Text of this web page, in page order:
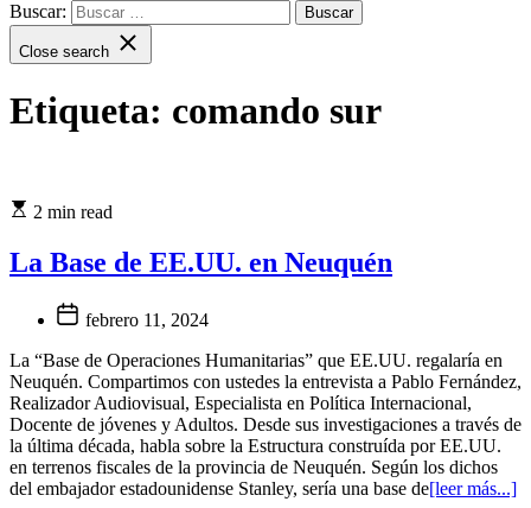
Buscar:
Close search
Etiqueta: comando sur
2 min read
La Base de EE.UU. en Neuquén
febrero 11, 2024
La “Base de Operaciones Humanitarias” que EE.UU. regalaría en
Neuquén. Compartimos con ustedes la entrevista a Pablo Fernández,
Realizador Audiovisual, Especialista en Política Internacional,
Docente de jóvenes y Adultos. Desde sus investigaciones a través de
la última década, habla sobre la Estructura construída por EE.UU.
en terrenos fiscales de la provincia de Neuquén. Según los dichos
del embajador estadounidense Stanley, sería una base de[leer más...]